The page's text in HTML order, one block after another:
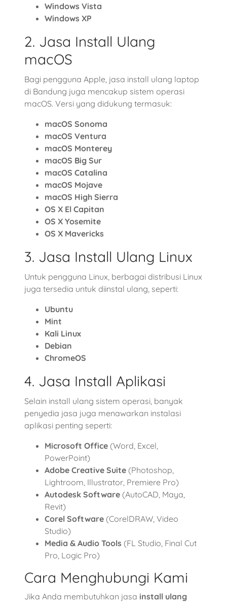
Windows Vista
Windows XP
2. Jasa Install Ulang
macOS
Bagi pengguna Apple, jasa install ulang laptop
di Bandung juga mencakup sistem operasi
macOS. Versi yang didukung termasuk:
macOS Sonoma
macOS Ventura
macOS Monterey
macOS Big Sur
macOS Catalina
macOS Mojave
macOS High Sierra
OS X El Capitan
OS X Yosemite
OS X Mavericks
3. Jasa Install Ulang Linux
Untuk pengguna Linux, berbagai distribusi Linux
juga tersedia untuk diinstal ulang, seperti:
Ubuntu
Mint
Kali Linux
Debian
ChromeOS
4. Jasa Install Aplikasi
Selain install ulang sistem operasi, banyak
penyedia jasa juga menawarkan instalasi
aplikasi penting seperti:
Microsoft Office (Word, Excel,
PowerPoint)
Adobe Creative Suite (Photoshop,
Lightroom, Illustrator, Premiere Pro)
Autodesk Software (AutoCAD, Maya,
Revit)
Corel Software (CorelDRAW, Video
Studio)
Media & Audio Tools (FL Studio, Final Cut
Pro, Logic Pro)
Cara Menghubungi Kami
Jika Anda membutuhkan jasa install ulang